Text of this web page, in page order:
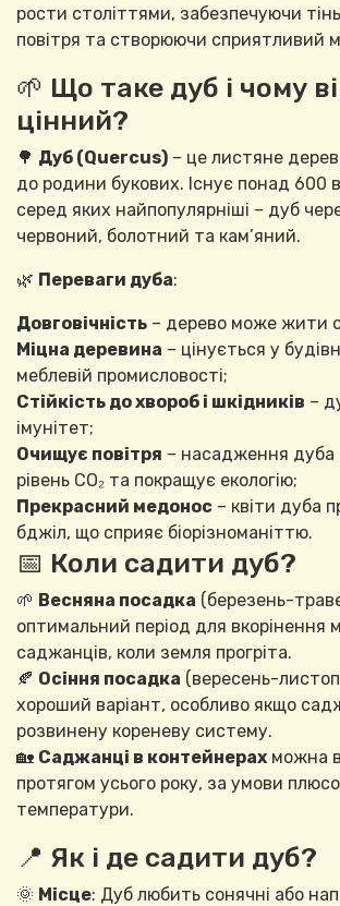
рости століттями, забезпечуючи
повітря та створюючи сприятливий
🌱 Що таке дуб і чому
цінний?
🌳 Дуб (Quercus) – це листяне
до родини букових. Існує понад 600
серед яких найпопулярніші – дуб
червоний, болотний та кам’яний.
🌿 Переваги дуба:
Довговічність – дерево може жити
Міцна деревина – цінується у
меблевій промисловості;
Стійкість до хвороб і шкідників –
імунітет;
Очищує повітря – насадження
рівень CO₂ та покращує екологію;
Прекрасний медонос – квіти дуба
бджіл, що сприяє біорізноманіттю.
📅 Коли садити дуб?
🌱 Весняна посадка (березень-
оптимальний період для вкорінення
саджанців, коли земля прогріта.
🍂 Осіння посадка (вересень-
хороший варіант, особливо якщо
розвинену кореневу систему.
🏡 Саджанці в контейнерах можна
протягом усього року, за умови
температури.
📍 Як і де садити дуб?
🌞 Місце: Дуб любить сонячні або